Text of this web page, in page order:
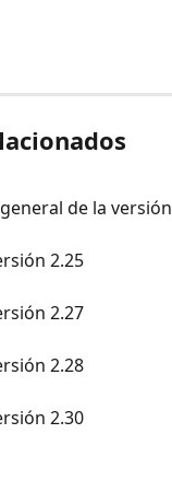
de la versión
2.25
2.27
2.28
2.30